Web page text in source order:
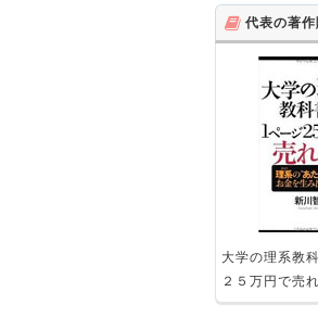
代表の著
大学の理系教
２５万円で売